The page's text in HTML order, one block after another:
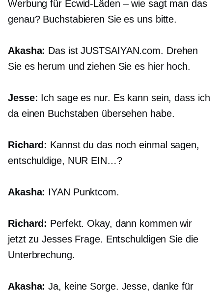
Werbung für Ecwid-Läden – wie sagt man das
genau? Buchstabieren Sie es uns bitte.
Akasha: Das istJUSTSAIYAN.com. Drehen
Sie es herum und ziehen Sie es hier hoch.
Jesse: Ich sage es nur. Es kann sein, dass ich
da einen Buchstaben übersehen habe.
Richard: Kannst du das noch einmal sagen,
entschuldige, NUR EIN…?
Akasha: IYAN Punktcom.
Richard: Perfekt. Okay, dann kommen wir
jetzt zu Jesses Frage. Entschuldigen Sie die
Unterbrechung.
Akasha: Ja, keine Sorge. Jesse, danke für